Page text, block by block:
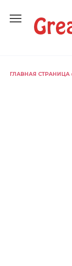
содержанию
ГЛАВНАЯ СТРАНИЦА